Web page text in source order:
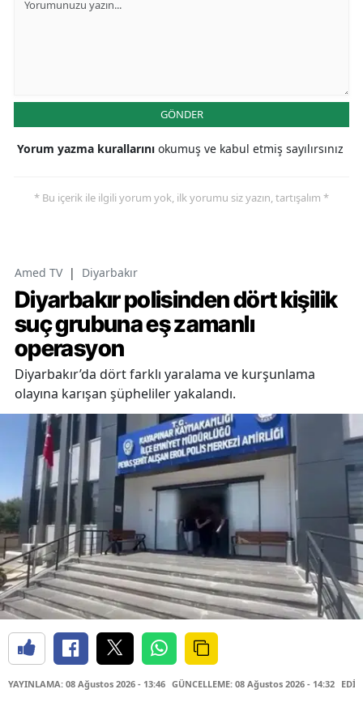
GÖNDER
Yorum yazma kurallarını okumuş ve kabul etmiş sayılırsınız
* Bu içerik ile ilgili yorum yok, ilk yorumu siz yazın, tartışalım *
Amed TV | Diyarbakır
Diyarbakır polisinden dört kişilik
suç grubuna eş zamanlı
operasyon
Diyarbakır’da dört farklı yaralama ve kurşunlama
olayına karışan şüpheliler yakalandı.
YAYINLAMA: 08 Ağustos 2026 - 13:46 GÜNCELLEME: 08 Ağustos 2026 - 14:32